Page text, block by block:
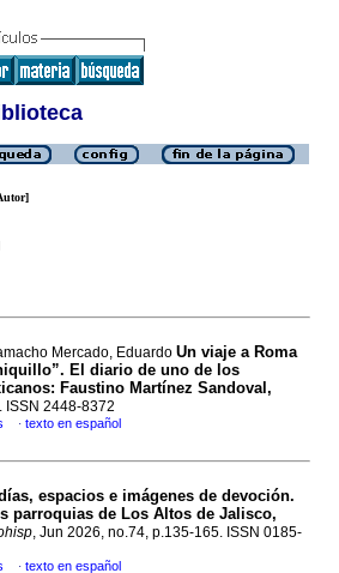
Mercado, Eduardo Un viaje a Roma
El diario de uno de los
Faustino Martínez Sandoval,
ISSN 2448-8372
· texto en español
espacios e imágenes de devoción.
parroquias de Los Altos de Jalisco,
, Jun 2026, no.74, p.135-165. ISSN 0185-
· texto en español